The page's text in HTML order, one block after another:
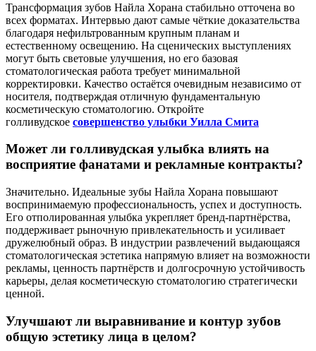
Трансформация зубов Найла Хорана стабильно отточена во
всех форматах. Интервью дают самые чёткие доказательства
благодаря нефильтрованным крупным планам и
естественному освещению. На сценических выступлениях
могут быть световые улучшения, но его базовая
стоматологическая работа требует минимальной
корректировки. Качество остаётся очевидным независимо от
носителя, подтверждая отличную фундаментальную
косметическую стоматологию. Откройте
голливудское совершенство улыбки Уилла Смита
Может ли голливудская улыбка влиять на
восприятие фанатами и рекламные контракты?
Значительно. Идеальные зубы Найла Хорана повышают
воспринимаемую профессиональность, успех и доступность.
Его отполированная улыбка укрепляет бренд-партнёрства,
поддерживает рыночную привлекательность и усиливает
дружелюбный образ. В индустрии развлечений выдающаяся
стоматологическая эстетика напрямую влияет на возможности
рекламы, ценность партнёрств и долгосрочную устойчивость
карьеры, делая косметическую стоматологию стратегически
ценной.
Улучшают ли выравнивание и контур зубов
общую эстетику лица в целом?